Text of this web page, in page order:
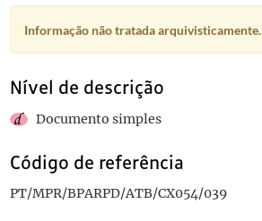
Informação não tratada arquivisticamente.
Nível de descrição
Documento simples
Código de referência
PT/MPR/BPARPD/ATB/CX054/039